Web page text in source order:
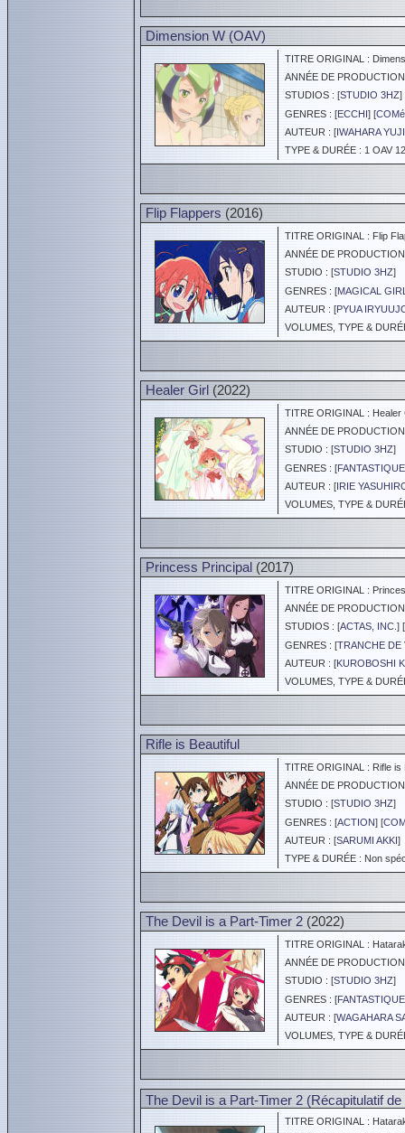
Dimension W (OAV)
TITRE ORIGINAL :
ANNÉE DE
STUDIOS : [STUDIO 3HZ]
GENRES : [ECCHI] [
AUTEUR : [IWAHARA YUJI
TYPE & DURÉE : 1 OAV
Flip Flappers (2016)
TITRE ORIGINAL : Flip
ANNÉE DE
STUDIO : [STUDIO 3HZ]
GENRES : [MAGICAL
AUTEUR : [PYUA
VOLUMES, TYPE &
Healer Girl (2022)
TITRE ORIGINAL : Healer
ANNÉE DE
STUDIO : [STUDIO 3HZ]
GENRES : [
AUTEUR : [IRIE
VOLUMES, TYPE &
Princess Principal (2017)
TITRE ORIGINAL :
ANNÉE DE
STUDIOS : [ACTAS, INC. ] [
GENRES : [TRANCHE DE
AUTEUR : [KUROBOSHI
VOLUMES, TYPE &
Rifle is Beautiful
TITRE ORIGINAL : Rifle is
ANNÉE DE
STUDIO : [STUDIO 3HZ]
GENRES : [ACTION] [
AUTEUR : [SARUMI AKKI]
TYPE & DURÉE : Non
The Devil is a Part-Timer 2 (2022)
TITRE ORIGINAL :
ANNÉE DE
STUDIO : [STUDIO 3HZ]
GENRES : [
AUTEUR : [WAGAHARA
VOLUMES, TYPE &
The Devil is a Part-Timer 2 (Récapitulatif de
TITRE ORIGINAL :